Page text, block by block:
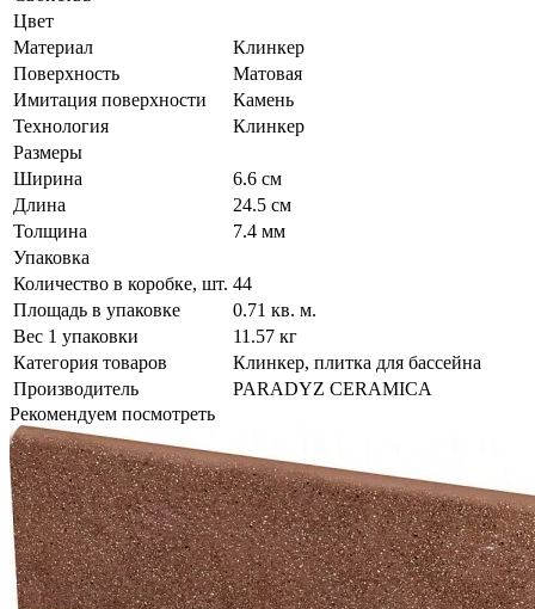
Цвет
Материал
Клинкер
Поверхность
Матовая
Имитация поверхности
Камень
Технология
Клинкер
Размеры
Ширина
6.6 см
Длина
24.5 см
Толщина
7.4 мм
Упаковка
Количество в коробке, шт. 44
Площадь в упаковке
0.71 кв. м.
Вес 1 упаковки
11.57 кг
Категория товаров
Клинкер, плитка для бассейна
Производитель
PARADYZ CERAMICA
Рекомендуем посмотреть